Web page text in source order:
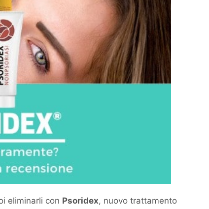
eliminarli con Psoridex, nuovo trattamento